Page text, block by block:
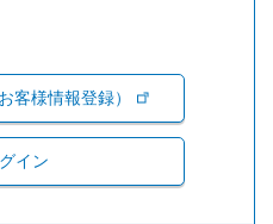
客様情報登録）
イン